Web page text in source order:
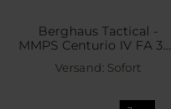
Berghaus Tactical -
MMPS Centurio IV FA 30 l
- Rucksack - Cedar
Versand: Sofort